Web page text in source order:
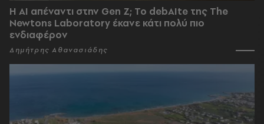
Η AI απέναντι στην Gen Z; Το debAIte της The
Newtons Laboratory έκανε κάτι πολύ πιο
ενδιαφέρον
Δημήτρης Αθανασιάδης